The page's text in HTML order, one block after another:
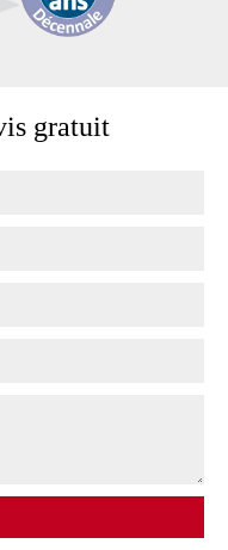
gratuit